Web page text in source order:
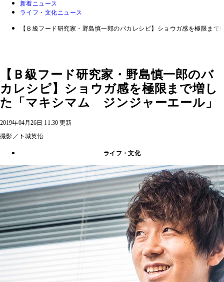
新着ニュース
ライフ・文化ニュース
【Ｂ級フード研究家・野島慎一郎のバカレシピ】ショウガ感を極限ま
【Ｂ級フード研究家・野島慎一郎のバ
カレシピ】ショウガ感を極限まで増し
た「マキシマム ジンジャーエール」
2019年04月26日 11:30 更新
撮影／下城英悟
ライフ・文化